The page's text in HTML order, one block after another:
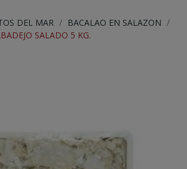
DEL MAR
BACALAO EN SALAZON
SALADO 5 KG.